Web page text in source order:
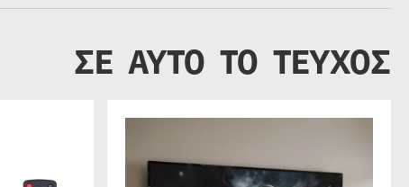
ΣΕ ΑΥΤΟ ΤΟ ΤΕΥΧΟΣ